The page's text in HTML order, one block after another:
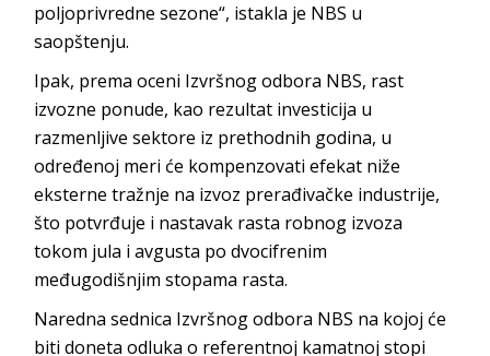
poljoprivredne sezone“, istakla je NBS u
saopštenju.
Ipak, prema oceni Izvršnog odbora NBS, rast
izvozne ponude, kao rezultat investicija u
razmenljive sektore iz prethodnih godina, u
određenoj meri će kompenzovati efekat niže
eksterne tražnje na izvoz prerađivačke industrije,
što potvrđuje i nastavak rasta robnog izvoza
tokom jula i avgusta po dvocifrenim
međugodišnjim stopama rasta.
Naredna sednica Izvršnog odbora NBS na kojoj će
biti doneta odluka o referentnoj kamatnoj stopi